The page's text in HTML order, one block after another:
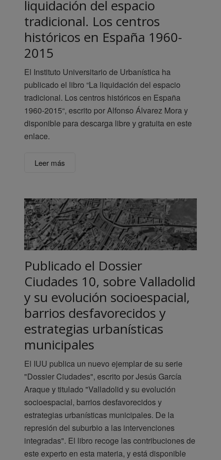
liquidación del espacio
tradicional. Los centros
históricos en España 1960-
2015
El Instituto Universitario de Urbanística ha
publicado el libro “La liquidación del espacio
tradicional. Los centros históricos en España
1960-2015“, escrito por Alfonso Álvarez Mora y
disponible para descarga libre y gratuita en este
enlace.
Leer más
Publicado el Dossier
Ciudades 10, sobre Valladolid
y su evolución socioespacial,
barrios desfavorecidos y
estrategias urbanísticas
municipales
El IUU publica un nuevo ejemplar de su serie
"Dossier Ciudades", escrito por Jesús García
Araque y titulado "Valladolid y su evolución
socioespacial, barrios desfavorecidos y
estrategias urbanísticas municipales. De la
represión del suburbio a las intervenciones
integradas". El libro recoge las contribuciones de
este experto en esta materia, y está disponible